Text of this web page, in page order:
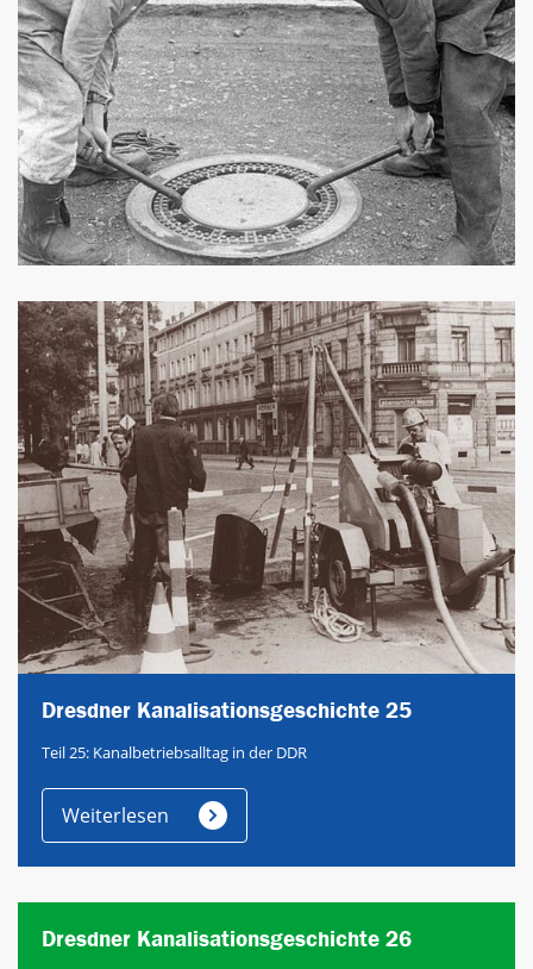
Dresdner Kanalisationsgeschichte 25
Teil 25: Kanalbetriebsalltag in der DDR
Weiterlesen
Dresdner Kanalisationsgeschichte 26